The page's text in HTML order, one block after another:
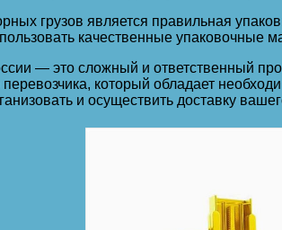
грузов является правильная
качественные упаковочные
— это сложный и ответственный
который обладает
и осуществить доставку